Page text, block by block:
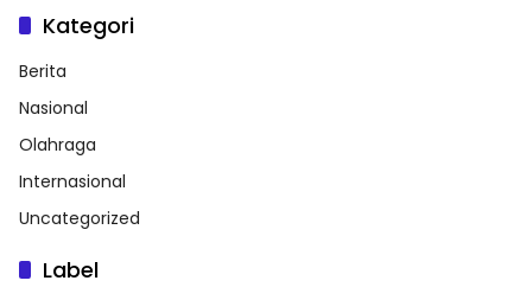
Kategori
Berita
Nasional
Olahraga
Internasional
Uncategorized
Label